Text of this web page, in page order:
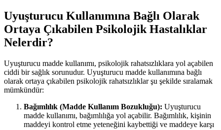
Uyuşturucu Kullanımına Bağlı Olarak
Ortaya Çıkabilen Psikolojik Hastalıklar
Nelerdir?
Uyuşturucu madde kullanımı, psikolojik rahatsızlıklara yol açabilen
ciddi bir sağlık sorunudur. Uyuşturucu madde kullanımına bağlı
olarak ortaya çıkabilen psikolojik rahatsızlıklar şu şekilde sıralamak
mümkündür:
Bağımlılık (Madde Kullanım Bozukluğu): Uyuşturucu
madde kullanımı, bağımlılığa yol açabilir. Bağımlılık, kişinin
maddeyi kontrol etme yeteneğini kaybettiği ve maddeye karşı